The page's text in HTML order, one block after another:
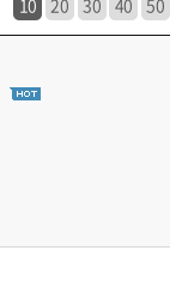
10 20 30 40 50